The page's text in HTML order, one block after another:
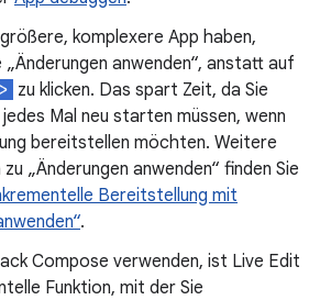
komplexere App haben,
„Änderungen anwenden“, anstatt auf
zu klicken. Das spart Zeit, da Sie
Mal neu starten müssen, wenn
bereitstellen möchten. Weitere
„Änderungen anwenden“ finden Sie
Bereitstellung mit
.
Compose verwenden, ist Live Edit
Funktion, mit der Sie